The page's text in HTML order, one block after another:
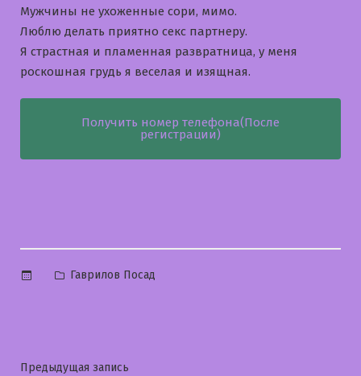
Мужчины не ухоженные сори, мимо.
Люблю делать приятно секс партнеру.
Я страстная и пламенная развратница, у меня
роскошная грудь я веселая и изящная.
Получить номер телефона(После
регистрации)
Опубликовано
Гаврилов Посад
Предыдущая запись